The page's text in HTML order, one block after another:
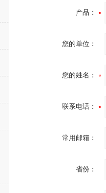
产品：
您的单位：
您的姓名：
联系电话：
常用邮箱：
省份：